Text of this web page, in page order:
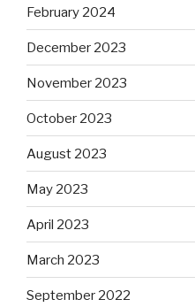
February 2024
December 2023
November 2023
October 2023
August 2023
May 2023
April 2023
March 2023
September 2022